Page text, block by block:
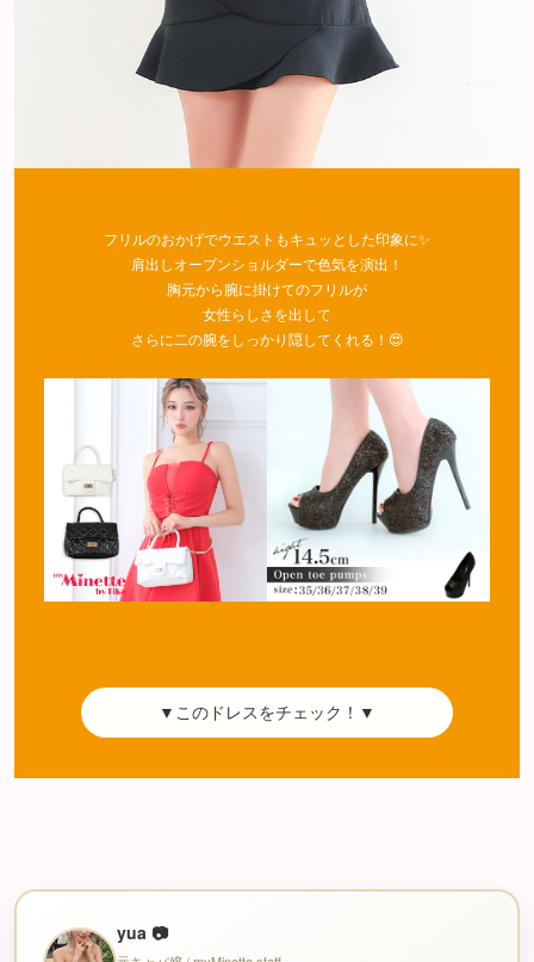
フリルのおかげでウエストもキュッとした印象に✨
肩出しオープンショルダーで色気を演出！
胸元から腕に掛けてのフリルが
女性らしさを出して
さらに二の腕をしっかり隠してくれる！😍
▼このドレスをチェック！▼
yua 📷